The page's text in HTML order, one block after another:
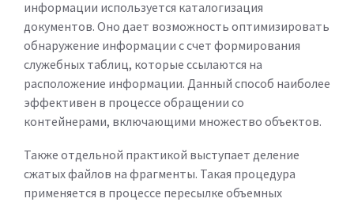
информации используется каталогизация
документов. Оно дает возможность оптимизировать
обнаружение информации с счет формирования
служебных таблиц, которые ссылаются на
расположение информации. Данный способ наиболее
эффективен в процессе обращении со
контейнерами, включающими множество объектов.
Также отдельной практикой выступает деление
сжатых файлов на фрагменты. Такая процедура
применяется в процессе пересылке объемных